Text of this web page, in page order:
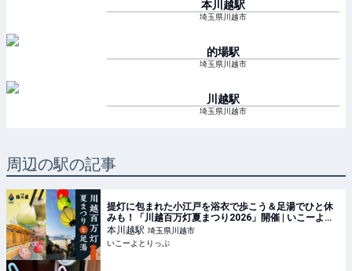
本川越駅
埼玉県川越市
的場駅
埼玉県川越市
川越駅
埼玉県川越市
周辺の駅の記事
提灯に包まれた小江戸を浴衣で歩こう＆足湯でひと休
みも！「川越百万灯夏まつり2026」開催 | いこーよと
りっぷ
本川越駅 埼玉県川越市
いこーよとりっぷ